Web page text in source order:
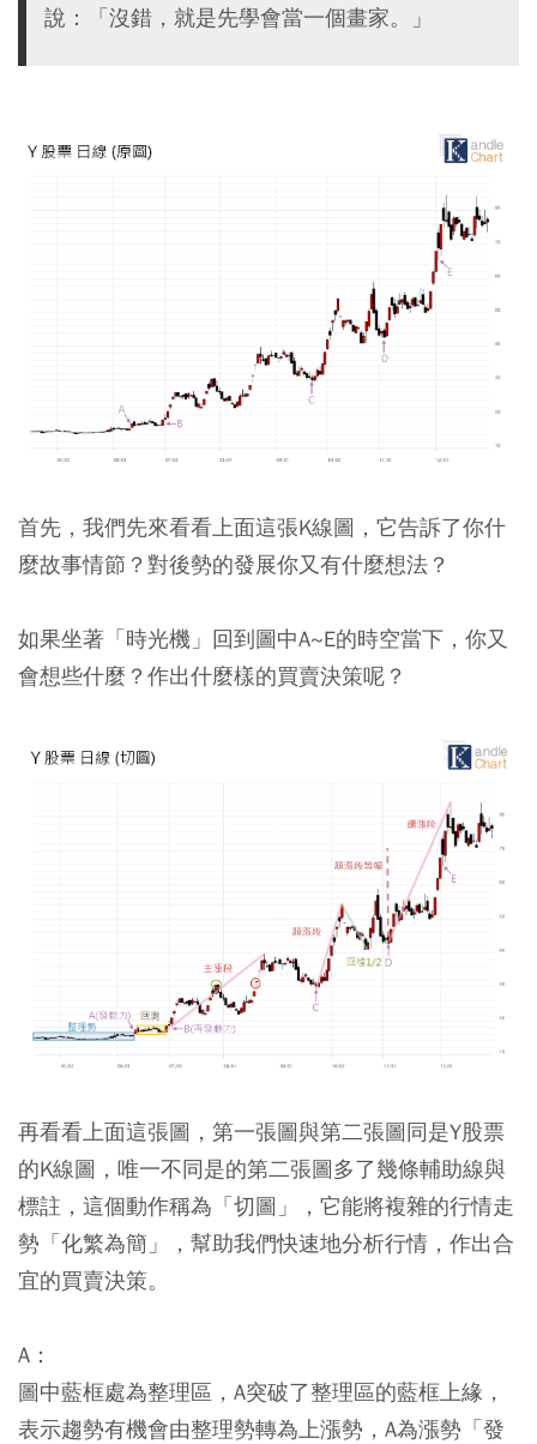
說：「沒錯，就是先學會當一個畫家。」
首先，我們先來看看上面這張K線圖，它告訴了你什
麼故事情節？對後勢的發展你又有什麼想法？
如果坐著「時光機」回到圖中A~E的時空當下，你又
會想些什麼？作出什麼樣的買賣決策呢？
再看看上面這張圖，第一張圖與第二張圖同是Y股票
的K線圖，唯一不同是的第二張圖多了幾條輔助線與
標註，這個動作稱為「切圖」，它能將複雜的行情走
勢「化繁為簡」，幫助我們快速地分析行情，作出合
宜的買賣決策。
A：
圖中藍框處為整理區，A突破了整理區的藍框上緣，
表示趨勢有機會由整理勢轉為上漲勢，A為漲勢「發